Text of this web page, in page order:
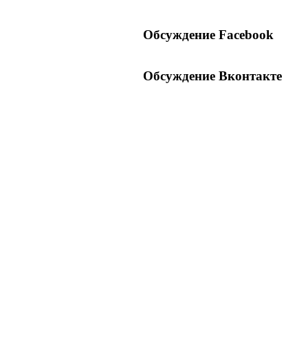
Обсуждение Facebook
Обсуждение Вконтакте